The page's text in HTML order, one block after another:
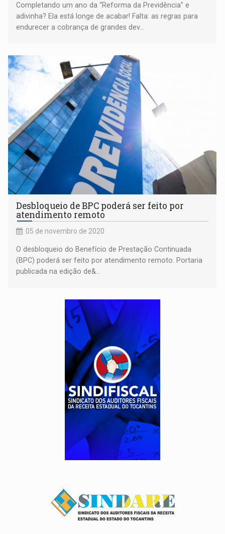
Completando um ano da “Reforma da Previdência” e
adivinha? Ela está longe de acabar! Falta: as regras para
endurecer a cobrança de grandes dev...
Desbloqueio de BPC poderá ser feito por
atendimento remoto
05 de novembro de 2020
O desbloqueio do Benefício de Prestação Continuada
(BPC) poderá ser feito por atendimento remoto. Portaria
publicada na edição de&...